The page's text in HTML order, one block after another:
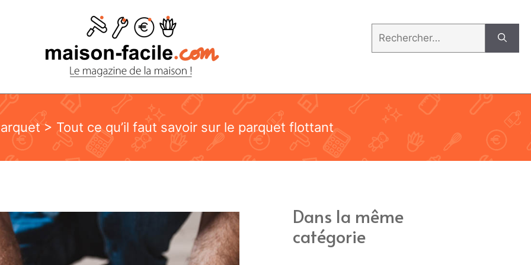
> Tout ce qu’il faut savoir sur le parquet flottant
Dans la même
catégorie